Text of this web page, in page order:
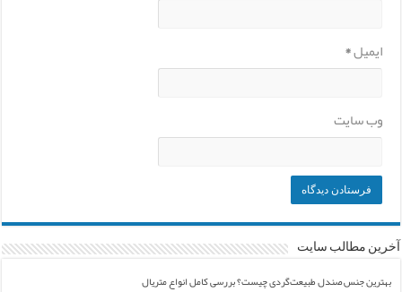
ایمیل*
وب‌ سایت
آخرین مطالب سایت
بهترین جنس صندل طبیعت‌گردی چیست؟ بررسی کامل انواع متریال